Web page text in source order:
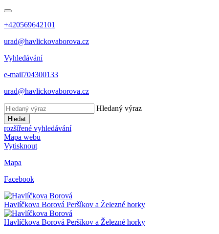
+420569642101
urad@havlickovaborova.cz
Vyhledávání
e-mail704300133
urad@havlickovaborova.cz
Hledaný výraz
Hledat
rozšířené vyhledávání
Mapa webu
Vytisknout
Mapa
Facebook
Havlíčkova Borová Peršíkov a Železné horky
Havlíčkova Borová Peršíkov a Železné horky